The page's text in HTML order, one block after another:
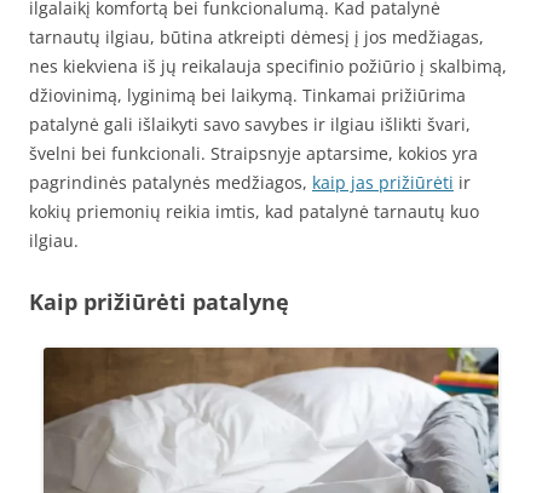
ilgalaikį komfortą bei funkcionalumą. Kad patalynė
tarnautų ilgiau, būtina atkreipti dėmesį į jos medžiagas,
nes kiekviena iš jų reikalauja specifinio požiūrio į skalbimą,
džiovinimą, lyginimą bei laikymą. Tinkamai prižiūrima
patalynė gali išlaikyti savo savybes ir ilgiau išlikti švari,
švelni bei funkcionali. Straipsnyje aptarsime, kokios yra
pagrindinės patalynės medžiagos, kaip jas prižiūrėti ir
kokių priemonių reikia imtis, kad patalynė tarnautų kuo
ilgiau.
Kaip prižiūrėti patalynę